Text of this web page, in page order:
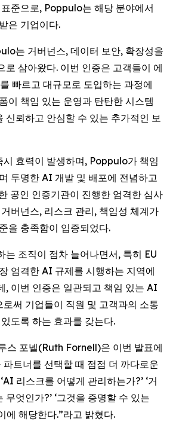
준으로, Poppulo는 해당 분야에서
은 기업이다.
는 거버넌스, 데이터 보안, 확장성을
로 삼아왔다. 이번 인증은 고객들이 에
빠르고 대규모로 도입하는 과정에
이 책임 있는 운영과 탄탄한 시스템
신뢰하고 안심할 수 있는 추가적인 보
시 효력이 발생하며, Poppulo가 책임
투명한 AI 개발 및 배포에 전념하고
공인 인증기관이 진행한 엄격한 심사
버넌스, 리스크 관리, 책임성 체계가
을 충족함이 입증되었다.
는 조직이 점차 늘어나면서, 특히 EU
엄격한 AI 규제를 시행하는 지역에
, 이번 인증은 일관되고 책임 있는 AI
써 기업들이 직원 및 고객과의 소통
도록 하는 효과를 갖는다.
스 포넬(Ruth Fornell)은 이번 발표에
트너를 선택할 때 점점 더 까다로운
리스크를 어떻게 관리하는가?’ ‘거
엇인가?’ ‘그것을 증명할 수 있는
에 해당한다.”라고 밝혔다.